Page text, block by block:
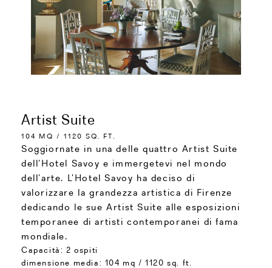
Artist Suite
104 MQ / 1120 SQ. FT.
Soggiornate in una delle quattro Artist Suite
dell’Hotel Savoy e immergetevi nel mondo
dell’arte. L’Hotel Savoy ha deciso di
valorizzare la grandezza artistica di Firenze
dedicando le sue Artist Suite alle esposizioni
temporanee di artisti contemporanei di fama
mondiale.
Capacità: 2 ospiti
dimensione media: 104 mq / 1120 sq. ft.